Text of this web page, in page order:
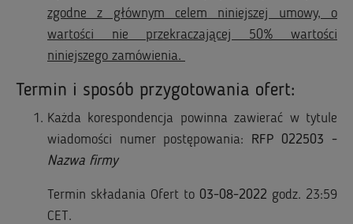
zgodne z głównym celem niniejszej umowy, o
wartości nie przekraczającej 50% wartości
niniejszego zamówienia.
Termin i sposób przygotowania ofert:
Każda korespondencja powinna zawierać w tytule
wiadomości numer postępowania:
RFP 022503 -
Nazwa firmy
Termin składania Ofert to 03-08-2022 godz. 23:59
CET.